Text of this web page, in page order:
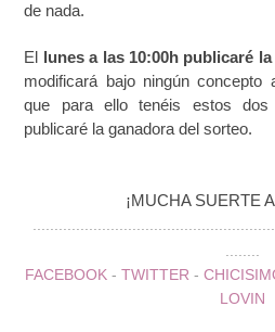
de nada.
El lunes a las 10:00h publicaré
modificará bajo ningún
que para ello tenéis estos
publicaré la ganadora del sorteo.
¡MUCHA SUERTE
FACEBOOK - TWITTER -
LOVIN